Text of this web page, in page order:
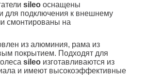
sileoоснащены
для подключения к внешнему
смонтированы на
из алюминия, рама из
покрытием. Подходят для
sileoизготавливаются из
и имеют высокоэффективные